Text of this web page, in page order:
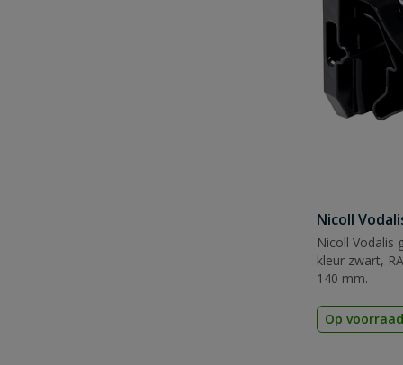
Nicoll
Nicoll Vodalis
kleur zwart,
140 mm.
Op voorraad